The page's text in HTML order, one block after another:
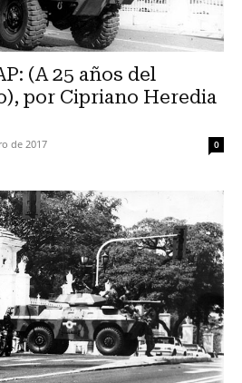
(A 25 años del
por Cipriano Heredia
de 2017 0